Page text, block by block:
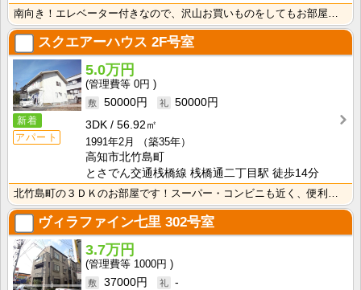
南向き！エレベーター付きなので、沢山お買いものをしてもお部屋まで上がるのがラクですね！
スクエアーハウス 2F号室
新着
アパート
5.0万円
0円
50000円
50000円
3DK
56.92㎡
1991年2月
（築35年）
高知市北竹島町
とさでん交通桟橋線 桟橋通二丁目駅 徒歩14分
北竹島町の３ＤＫのお部屋です！スーパー・コンビニも近く、便利な立地です！ 独立洗面台が付いているので･･･
ヴィラファイン七里 302号室
3.7万円
1000円
37000円
-